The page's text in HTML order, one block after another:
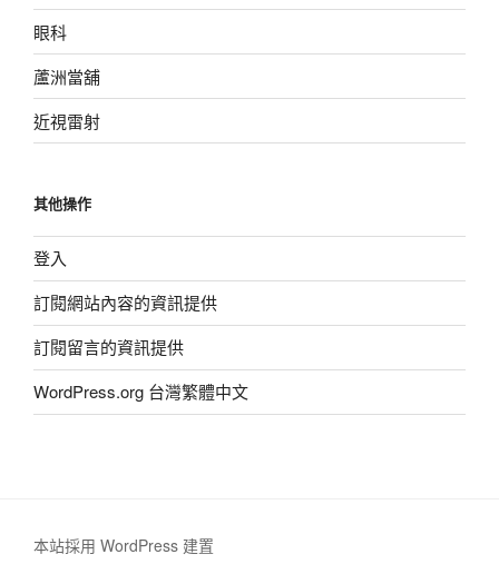
眼科
蘆洲當舖
近視雷射
其他操作
登入
訂閱網站內容的資訊提供
訂閱留言的資訊提供
WordPress.org 台灣繁體中文
本站採用 WordPress 建置